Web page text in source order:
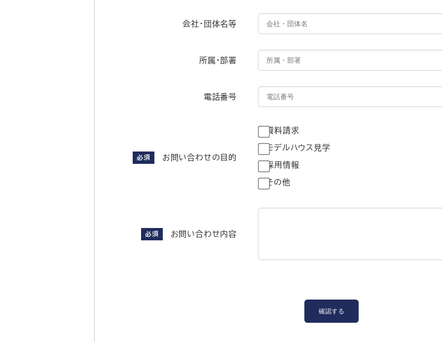
会社・団体名等
所属・部署
電話番号
必須 お問い合わせの目的
資料請求
モデルハウス見学
採用情報
その他
必須 お問い合わせ内容
確認する